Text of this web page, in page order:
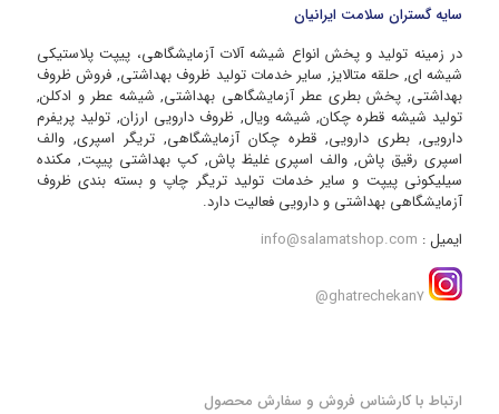
سایه گستران سلامت ایرانیان
در زمینه تولید و پخش انواع شیشه آلات آزمایشگاهی، پیپت پلاستیکی
شیشه ای, حلقه متالایز, سایر خدمات تولید ظروف بهداشتی, فروش ظروف
بهداشتی, پخش بطری عطر آزمایشگاهی بهداشتی, شیشه عطر و ادکلن,
تولید شیشه قطره چکان, شیشه ویال, ظروف دارویی ارزان, تولید پریفرم
دارویی, بطری دارویی, قطره چکان آزمایشگاهی, تریگر اسپری, والف
اسپری رقیق پاش, والف اسپری غلیظ پاش, کپ بهداشتی پیپت, مکنده
سیلیکونی پیپت و سایر خدمات تولید تریگر چاپ و بسته بندی ظروف
آزمایشگاهی بهداشتی و دارویی فعالیت دارد.
ایمیل : info@salamatshop.com
ghatrechekan7@
ارتباط با کارشناس فروش و سفارش محصول